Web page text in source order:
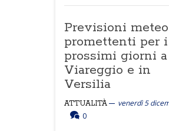
Previsioni
promettenti per i
prossimi giorni a
Viareggio e in
Versilia
ATTUALITÀ
venerdì 5
0